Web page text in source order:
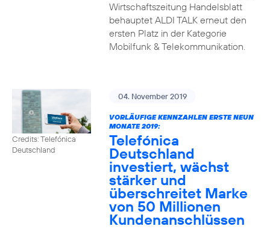
Wirtschaftszeitung Handelsblatt
behauptet ALDI TALK erneut den
ersten Platz in der Kategorie
Mobilfunk & Telekommunikation.
Credits: Telefónica
Deutschland
04. November 2019
VORLÄUFIGE KENNZAHLEN ERSTE NEUN
MONATE 2019:
Telefónica
Deutschland
investiert, wächst
stärker und
überschreitet Marke
von 50 Millionen
Kundenanschlüssen